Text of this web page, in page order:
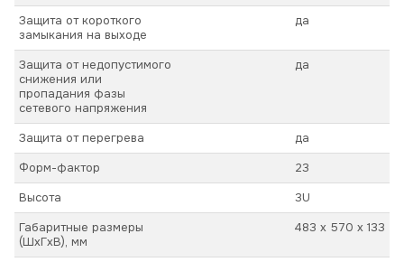
Защита от короткого
замыкания на выходе
да
Защита от недопустимого
снижения или
пропадания фазы
сетевого напряжения
да
Защита от перегрева
да
Форм-фактор
23
Высота
3U
Габаритные размеры
(ШхГхВ), мм
483 х 570 х 133